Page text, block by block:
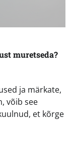
muretseda?
ja märkate,
võib see
et kõrge